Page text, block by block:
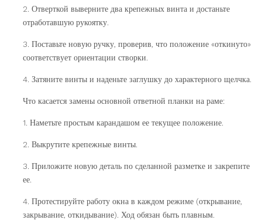
2. Отверткой выверните два крепежных винта и достаньте
отработавшую рукоятку.
3. Поставьте новую ручку, проверив, что положение «откинуто»
соответствует ориентации створки.
4. Затяните винты и наденьте заглушку до характерного щелчка.
Что касается замены основной ответной планки на раме:
1. Наметьте простым карандашом ее текущее положение.
2. Выкрутите крепежные винты.
3. Приложите новую деталь по сделанной разметке и закрепите
ее.
4. Протестируйте работу окна в каждом режиме (открывание,
закрывание, откидывание). Ход обязан быть плавным.